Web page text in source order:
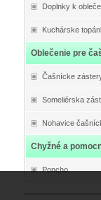
Doplnky k
Kuchárske
Oblečenie pre
Čašnícke
Someliérska
Nohavice
Chyžné a
Poncho